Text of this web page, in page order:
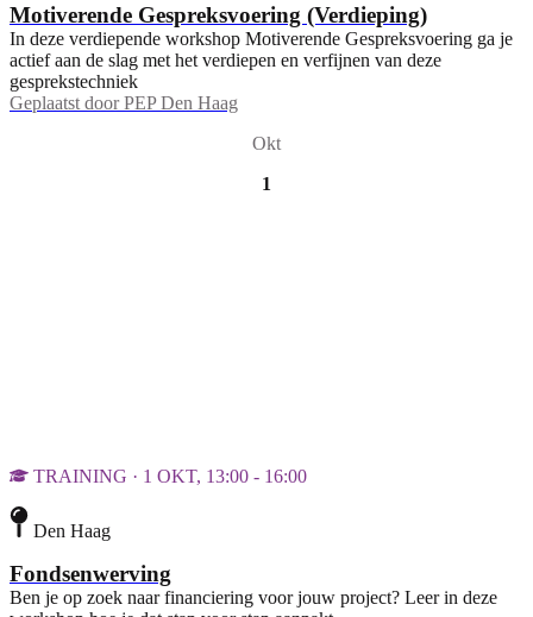
Motiverende Gespreksvoering (Verdieping)
In deze verdiepende workshop Motiverende Gespreksvoering ga je
actief aan de slag met het verdiepen en verfijnen van deze
gesprekstechniek
Geplaatst door PEP Den Haag
Okt
1
TRAINING · 1 OKT, 13:00 - 16:00
Den Haag
Fondsenwerving
Ben je op zoek naar financiering voor jouw project? Leer in deze